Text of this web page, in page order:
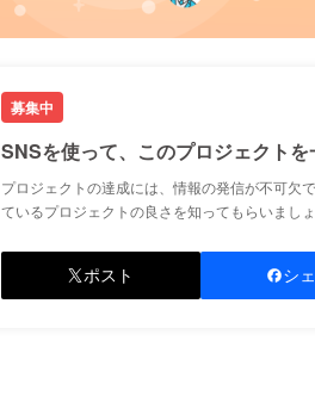
募集中
SNSを使って、このプロジェクトを
プロジェクトの達成には、情報の発信が不可欠
ているプロジェクトの良さを知ってもらいましょ
ポスト シ